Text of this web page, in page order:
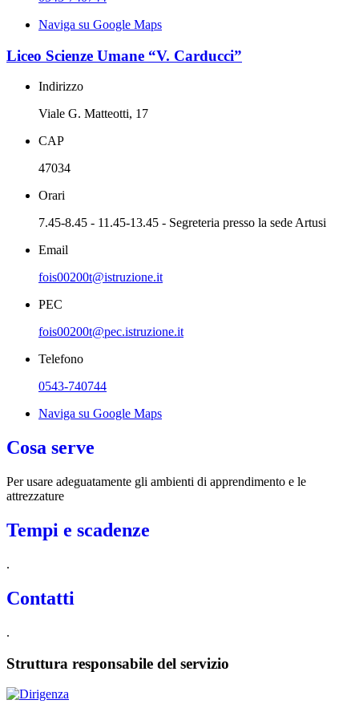
Naviga su Google Maps
Liceo Scienze Umane “V. Carducci”
Indirizzo
Viale G. Matteotti, 17
CAP
47034
Orari
7.45-8.45 - 11.45-13.45 - Segreteria presso la sede Artusi
Email
fois00200t@istruzione.it
PEC
fois00200t@pec.istruzione.it
Telefono
0543-740744
Naviga su Google Maps
Cosa serve
Per usare adeguatamente gli ambienti di apprendimento e le
attrezzature
Tempi e scadenze
.
Contatti
.
Struttura responsabile del servizio